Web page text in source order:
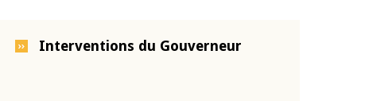
Interventions du Gouverneur